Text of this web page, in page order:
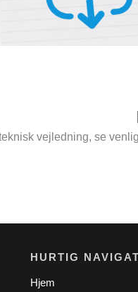
vejledning, se
HURTIG
Hjem